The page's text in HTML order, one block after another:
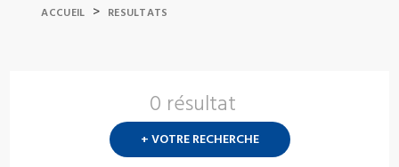
ACCUEIL > RESULTATS
0 résultat
+ VOTRE RECHERCHE